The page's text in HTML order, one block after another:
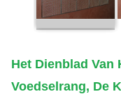
Het Dienblad Van
Voedselrang, De